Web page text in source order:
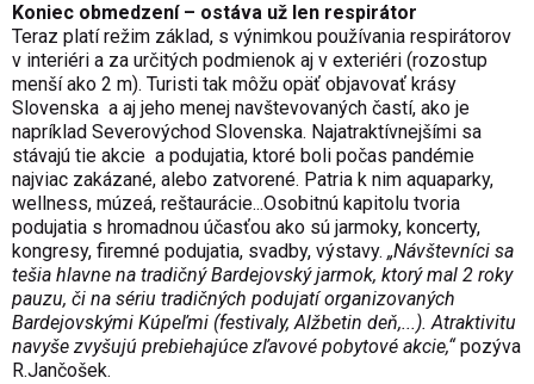
Koniec obmedzení – ostáva už len respirátor
Teraz platí režim základ, s výnimkou používania respirátorov
v interiéri a za určitých podmienok aj v exteriéri (rozostup
menší ako 2 m). Turisti tak môžu opäť objavovať krásy
Slovenska a aj jeho menej navštevovaných častí, ako je
napríklad Severovýchod Slovenska. Najatraktívnejšími sa
stávajú tie akcie a podujatia, ktoré boli počas pandémie
najviac zakázané, alebo zatvorené. Patria k nim aquaparky,
wellness, múzeá, reštaurácie...Osobitnú kapitolu tvoria
podujatia s hromadnou účasťou ako sú jarmoky, koncerty,
kongresy, firemné podujatia, svadby, výstavy. „Návštevníci sa
tešia hlavne na tradičný Bardejovský jarmok, ktorý mal 2 roky
pauzu, či na sériu tradičných podujatí organizovaných
Bardejovskými Kúpeľmi (festivaly, Alžbetin deň,...). Atraktivitu
navyše zvyšujú prebiehajúce zľavové pobytové akcie,“ pozýva
R.Jančošek.